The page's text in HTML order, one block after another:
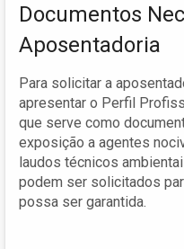
Documentos
Aposentadoria
Para solicitar a
apresentar o Perfil
que serve como
exposição a agentes
laudos técnicos
podem ser solicitados
possa ser garantida.